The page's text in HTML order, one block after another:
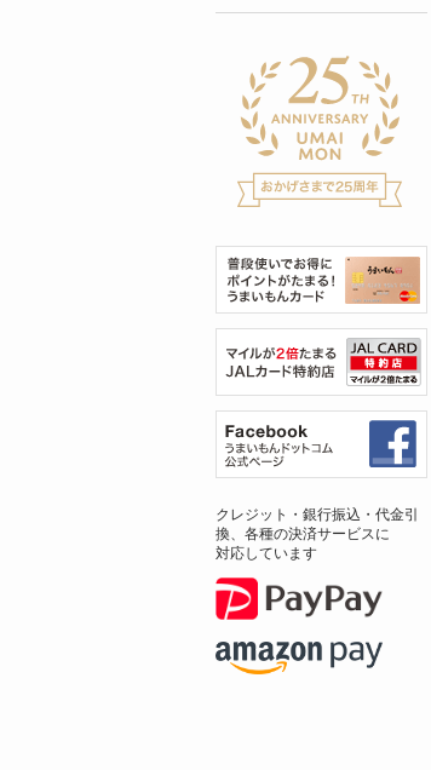
クレジット・銀行振込・代金引
換、各種の決済サービスに
対応しています